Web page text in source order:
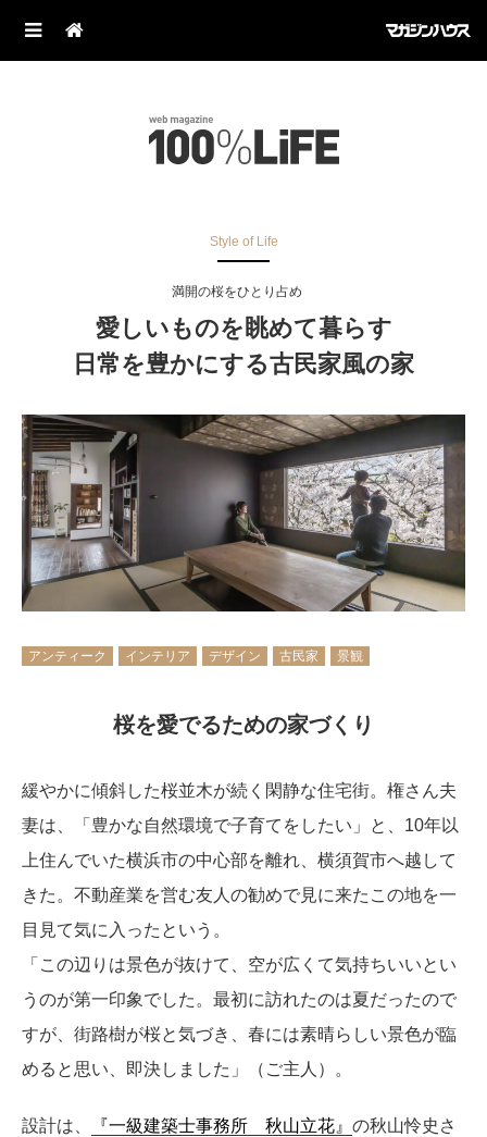
Style of Life
満開の桜をひとり占め
愛しいものを眺めて暮らす
日常を豊かにする古民家風の家
アンティーク インテリア デザイン 古民家 景観
桜を愛でるための家づくり
緩やかに傾斜した桜並木が続く閑静な住宅街。権さん夫
妻は、「豊かな自然環境で子育てをしたい」と、10年以
上住んでいた横浜市の中心部を離れ、横須賀市へ越して
きた。不動産業を営む友人の勧めで見に来たこの地を一
目見て気に入ったという。
「この辺りは景色が抜けて、空が広くて気持ちいいとい
うのが第一印象でした。最初に訪れたのは夏だったので
すが、街路樹が桜と気づき、春には素晴らしい景色が臨
めると思い、即決しました」（ご主人）。
設計は、 『一級建築士事務所 秋山立花』 の秋山怜史さ